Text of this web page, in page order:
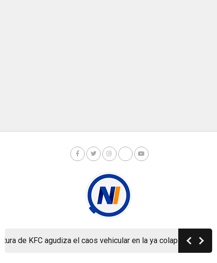
de KFC agudiza el caos vehicular en la ya colapsada Carretera
Copyright © Nicaragua Investiga 2024